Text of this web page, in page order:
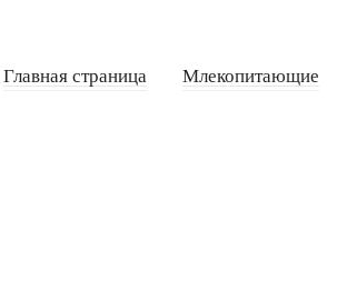
Главная страница Млекопитающие